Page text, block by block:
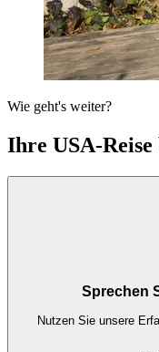
Wie geht's weiter?
Ihre USA-
Sprechen
Nutzen Sie unsere